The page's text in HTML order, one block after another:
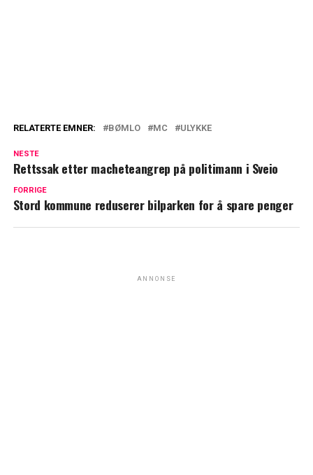
RELATERTE EMNER: BØMLO MC ULYKKE
NESTE
Rettssak etter macheteangrep på politimann i Sveio
FORRIGE
Stord kommune reduserer bilparken for å spare penger
ANNONSE